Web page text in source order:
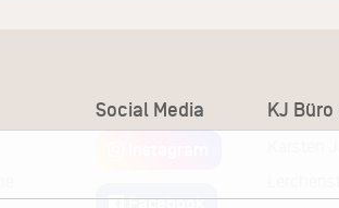
Social Media
Facebook
KJ
Karsten